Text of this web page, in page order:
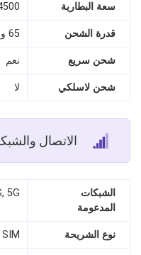
سعة البطارية 4500 ملي
قدرة الشحن 65 واط
شحن سريع نعم
شحن لاسلكي لا
الاتصال
الشبكات
المدعومة
5G
نوع الشريحة